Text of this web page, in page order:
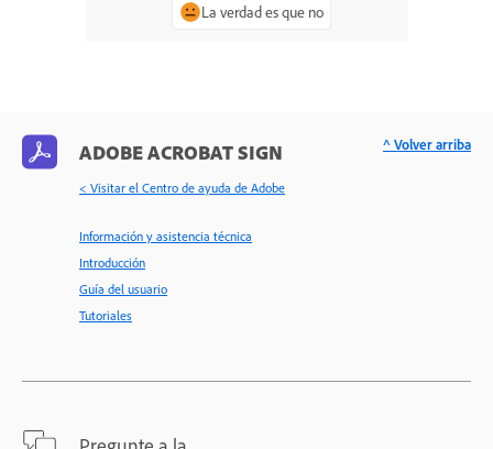
La verdad es que no
ADOBE ACROBAT SIGN
< Visitar el Centro de ayuda de Adobe
Información y asistencia técnica
Introducción
Guía del usuario
Tutoriales
^ Volver arriba